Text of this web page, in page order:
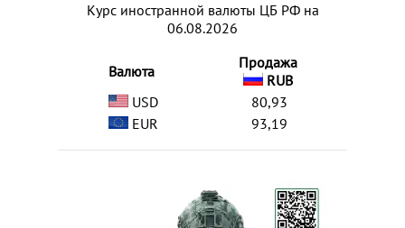
Курс иностранной валюты ЦБ РФ на
06.08.2026
Валюта
Продажа
RUB
USD
80,93
EUR
93,19